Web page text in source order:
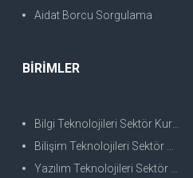
Aidat Borcu Sorgulama
BİRİMLER
Bilgi Teknolojileri Sektör Kurulu
Bilişim Teknolojileri Sektör Kurulu
Yazılım Teknolojileri Sektör Kurulu